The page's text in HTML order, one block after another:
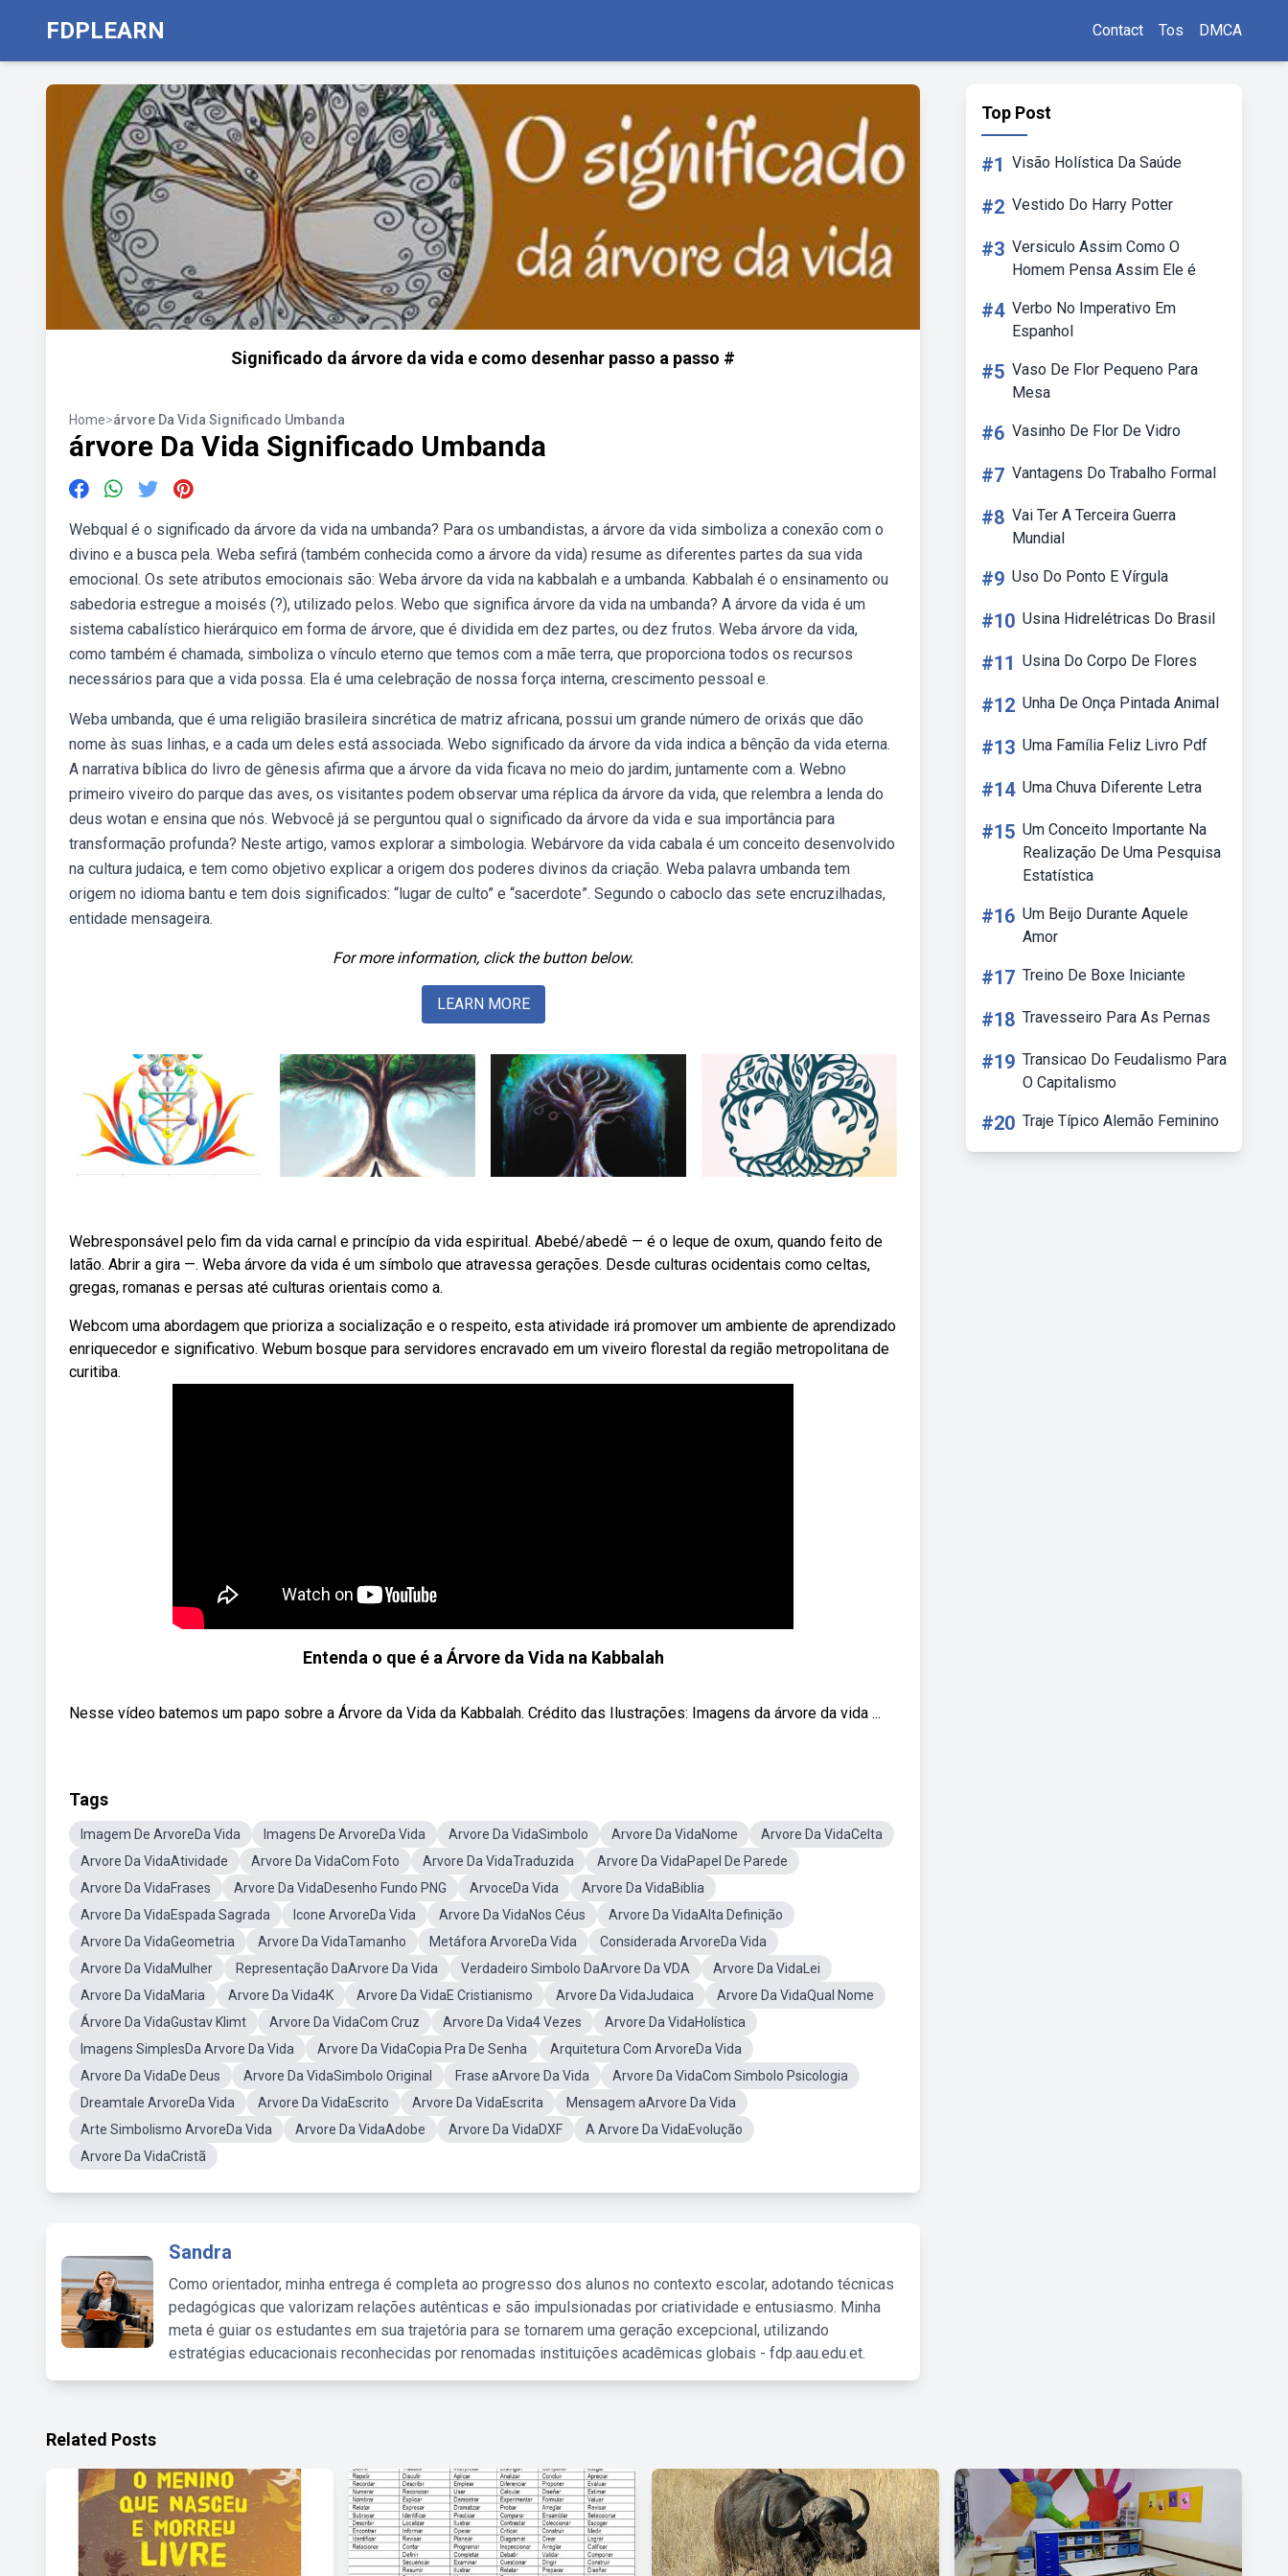
FDPLEARN Contact Tos DMCA
Significado da árvore da vida e como desenhar passo a passo #
Home>árvore Da Vida Significado Umbanda
árvore Da Vida Significado Umbanda
Webqual é o significado da árvore da vida na umbanda? Para os umbandistas, a árvore da vida simboliza a conexão com o
divino e a busca pela. Weba sefirá (também conhecida como a árvore da vida) resume as diferentes partes da sua vida
emocional. Os sete atributos emocionais são: Weba árvore da vida na kabbalah e a umbanda. Kabbalah é o ensinamento ou
sabedoria estregue a moisés (?), utilizado pelos. Webo que significa árvore da vida na umbanda? A árvore da vida é um
sistema cabalístico hierárquico em forma de árvore, que é dividida em dez partes, ou dez frutos. Weba árvore da vida,
como também é chamada, simboliza o vínculo eterno que temos com a mãe terra, que proporciona todos os recursos
necessários para que a vida possa. Ela é uma celebração de nossa força interna, crescimento pessoal e.
Weba umbanda, que é uma religião brasileira sincrética de matriz africana, possui um grande número de orixás que dão
nome às suas linhas, e a cada um deles está associada. Webo significado da árvore da vida indica a bênção da vida eterna.
A narrativa bíblica do livro de gênesis afirma que a árvore da vida ficava no meio do jardim, juntamente com a. Webno
primeiro viveiro do parque das aves, os visitantes podem observar uma réplica da árvore da vida, que relembra a lenda do
deus wotan e ensina que nós. Webvocê já se perguntou qual o significado⁤ da ‌árvore da vida e sua importância para
transformação profunda? Neste artigo, vamos explorar ‌a simbologia. Webárvore da vida cabala é um conceito desenvolvido
na cultura judaica, e tem como objetivo explicar a origem dos poderes divinos da criação. Weba palavra umbanda tem
origem no idioma bantu e tem dois significados: “lugar de culto” e “sacerdote”. Segundo o caboclo das sete encruzilhadas,
entidade mensageira.
For more information, click the button below.
LEARN MORE
Webresponsável pelo fim da vida carnal e princípio da vida espiritual. Abebé/abedê — é o leque de oxum, quando feito de
latão. Abrir a gira —. Weba árvore da vida é um símbolo que atravessa gerações. Desde culturas ocidentais como celtas,
gregas, romanas e persas até culturas orientais como a.
Webcom uma abordagem que prioriza a socialização e o respeito, esta atividade irá promover um ambiente de aprendizado
enriquecedor e significativo. Webum bosque para servidores encravado em um viveiro florestal da região metropolitana de
curitiba.
Entenda o que é a Árvore da Vida na Kabbalah
Nesse vídeo batemos um papo sobre a Árvore da Vida da Kabbalah. Crédito das Ilustrações: Imagens da árvore da vida ...
Tags
Imagem De ArvoreDa Vida Imagens De ArvoreDa Vida Arvore Da VidaSimbolo Arvore Da VidaNome
Arvore Da VidaCelta
Arvore Da VidaAtividade
Arvore Da VidaCom Foto Arvore Da VidaTraduzida
Arvore Da VidaPapel De Parede
Arvore Da VidaFrases
Arvore Da VidaDesenho Fundo PNG ArvoceDa Vida
Arvore Da VidaBiblia
Arvore Da VidaEspada Sagrada
Icone ArvoreDa Vida Arvore Da VidaNos Céus
Arvore Da VidaAlta Definição
Arvore Da VidaGeometria
Arvore Da VidaTamanho Metáfora ArvoreDa Vida
Considerada ArvoreDa Vida
Arvore Da VidaMulher
Representação DaArvore Da Vida Verdadeiro Simbolo DaArvore Da VDA
Arvore Da VidaLei
Arvore Da VidaMaria
Arvore Da Vida4K Arvore Da VidaE Cristianismo Arvore Da VidaJudaica
Arvore Da VidaQual Nome
Árvore Da VidaGustav Klimt
Arvore Da VidaCom Cruz Arvore Da Vida4 Vezes
Arvore Da VidaHolística
Imagens SimplesDa Arvore Da Vida
Arvore Da VidaCopia Pra De Senha
Arquitetura Com ArvoreDa Vida
Arvore Da VidaDe Deus
Arvore Da VidaSimbolo Original Frase aArvore Da Vida
Arvore Da VidaCom Simbolo Psicologia
Dreamtale ArvoreDa Vida
Arvore Da VidaEscrito Arvore Da VidaEscrita
Mensagem aArvore Da Vida
Arte Simbolismo ArvoreDa Vida
Arvore Da VidaAdobe Arvore Da VidaDXF
A Arvore Da VidaEvolução
Arvore Da VidaCristã
Sandra
Como orientador, minha entrega é completa ao progresso dos alunos no contexto escolar, adotando técnicas
pedagógicas que valorizam relações autênticas e são impulsionadas por criatividade e entusiasmo. Minha
meta é guiar os estudantes em sua trajetória para se tornarem uma geração excepcional, utilizando
estratégias educacionais reconhecidas por renomadas instituições acadêmicas globais - fdp.aau.edu.et.
Top Post
#1 Visão Holística Da Saúde
#2 Vestido Do Harry Potter
#3 Versiculo Assim Como O
Homem Pensa Assim Ele é
#4 Verbo No Imperativo Em
Espanhol
#5 Vaso De Flor Pequeno Para
Mesa
#6 Vasinho De Flor De Vidro
#7 Vantagens Do Trabalho Formal
#8 Vai Ter A Terceira Guerra
Mundial
#9 Uso Do Ponto E Vírgula
#10 Usina Hidrelétricas Do Brasil
#11 Usina Do Corpo De Flores
#12 Unha De Onça Pintada Animal
#13 Uma Família Feliz Livro Pdf
#14 Uma Chuva Diferente Letra
#15 Um Conceito Importante Na
Realização De Uma Pesquisa
Estatística
#16 Um Beijo Durante Aquele
Amor
#17 Treino De Boxe Iniciante
#18 Travesseiro Para As Pernas
#19 Transicao Do Feudalismo Para
O Capitalismo
#20 Traje Típico Alemão Feminino
Related Posts